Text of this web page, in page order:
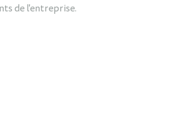
de l'entreprise.